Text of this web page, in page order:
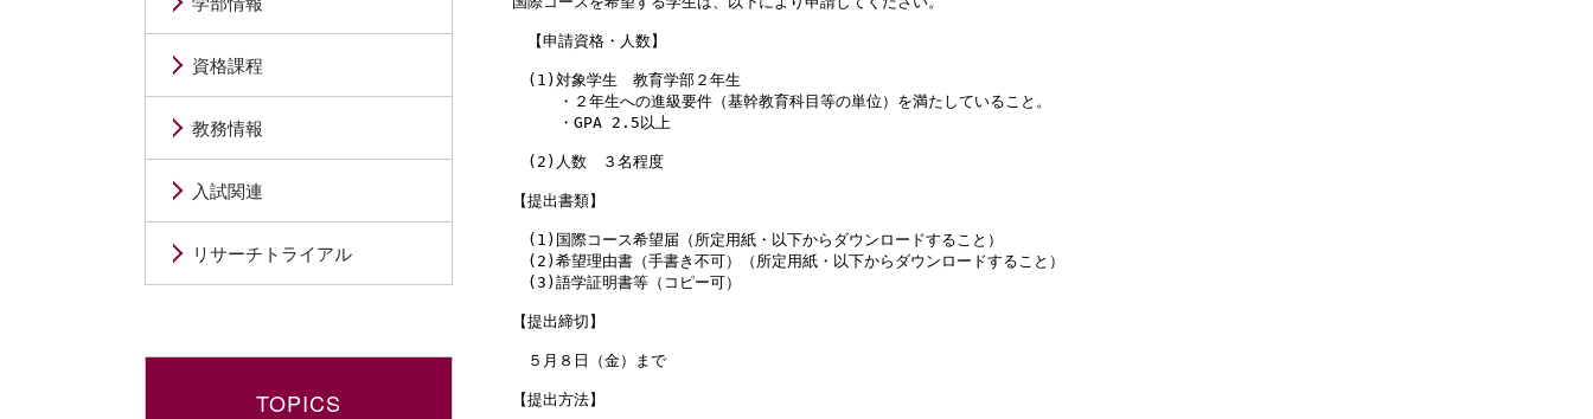
資格課程
教務情報
入試関連
リサーチトライアル
TOPICS
【申請資格・人数】
(1)対象学生　教育学部２年生
・２年生への進級要件（基幹教育科目等の単位）を満たしていること。
・GPA 2.5以上
(2)人数　３名程度
【提出書類】
(1)国際コース希望届（所定用紙・以下からダウンロードすること）
(2)希望理由書（手書き不可）（所定用紙・以下からダウンロードすること）
(3)語学証明書等（コピー可）
【提出締切】
５月８日（金）まで
【提出方法】